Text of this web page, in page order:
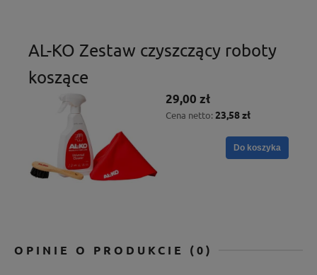
AL-KO Zestaw czyszczący roboty
koszące
29,00 zł
Cena netto: 23,58 zł
Do koszyka
OPINIE O PRODUKCIE (0)